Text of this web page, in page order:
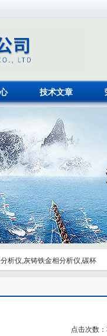
技术文章
析仪,灰铸铁金相分析仪,碳杯
点击次数